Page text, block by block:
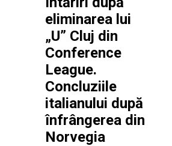
eliminarea lui
„U” Cluj din
Conference
League.
Concluziile
italianului după
înfrângerea din
Norvegia